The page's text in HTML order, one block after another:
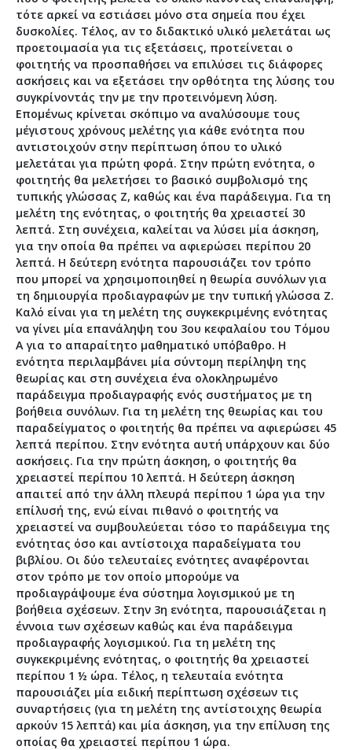
τότε αρκεί να εστιάσει μόνο στα σημεία που έχει
δυσκολίες. Τέλος, αν το διδακτικό υλικό μελετάται ως
προετοιμασία για τις εξετάσεις, προτείνεται ο
φοιτητής να προσπαθήσει να επιλύσει τις διάφορες
ασκήσεις και να εξετάσει την ορθότητα της λύσης του
συγκρίνοντάς την με την προτεινόμενη λύση.
Επομένως κρίνεται σκόπιμο να αναλύσουμε τους
μέγιστους χρόνους μελέτης για κάθε ενότητα που
αντιστοιχούν στην περίπτωση όπου το υλικό
μελετάται για πρώτη φορά. Στην πρώτη ενότητα, ο
φοιτητής θα μελετήσει το βασικό συμβολισμό της
τυπικής γλώσσας Ζ, καθώς και ένα παράδειγμα. Για τη
μελέτη της ενότητας, ο φοιτητής θα χρειαστεί 30
λεπτά. Στη συνέχεια, καλείται να λύσει μία άσκηση,
για την οποία θα πρέπει να αφιερώσει περίπου 20
λεπτά. Η δεύτερη ενότητα παρουσιάζει τον τρόπο
που μπορεί να χρησιμοποιηθεί η θεωρία συνόλων για
τη δημιουργία προδιαγραφών με την τυπική γλώσσα Ζ.
Καλό είναι για τη μελέτη της συγκεκριμένης ενότητας
να γίνει μία επανάληψη του 3ου κεφαλαίου του Τόμου
Α για το απαραίτητο μαθηματικό υπόβαθρο. Η
ενότητα περιλαμβάνει μία σύντομη περίληψη της
θεωρίας και στη συνέχεια ένα ολοκληρωμένο
παράδειγμα προδιαγραφής ενός συστήματος με τη
βοήθεια συνόλων. Για τη μελέτη της θεωρίας και του
παραδείγματος ο φοιτητής θα πρέπει να αφιερώσει 45
λεπτά περίπου. Στην ενότητα αυτή υπάρχουν και δύο
ασκήσεις. Για την πρώτη άσκηση, ο φοιτητής θα
χρειαστεί περίπου 10 λεπτά. Η δεύτερη άσκηση
απαιτεί από την άλλη πλευρά περίπου 1 ώρα για την
επίλυσή της, ενώ είναι πιθανό ο φοιτητής να
χρειαστεί να συμβουλεύεται τόσο το παράδειγμα της
ενότητας όσο και αντίστοιχα παραδείγματα του
βιβλίου. Οι δύο τελευταίες ενότητες αναφέρονται
στον τρόπο με τον οποίο μπορούμε να
προδιαγράψουμε ένα σύστημα λογισμικού με τη
βοήθεια σχέσεων. Στην 3η ενότητα, παρουσιάζεται η
έννοια των σχέσεων καθώς και ένα παράδειγμα
προδιαγραφής λογισμικού. Για τη μελέτη της
συγκεκριμένης ενότητας, ο φοιτητής θα χρειαστεί
περίπου 1 ½ ώρα. Τέλος, η τελευταία ενότητα
παρουσιάζει μία ειδική περίπτωση σχέσεων τις
συναρτήσεις (για τη μελέτη της αντίστοιχης θεωρία
αρκούν 15 λεπτά) και μία άσκηση, για την επίλυση της
οποίας θα χρειαστεί περίπου 1 ώρα.